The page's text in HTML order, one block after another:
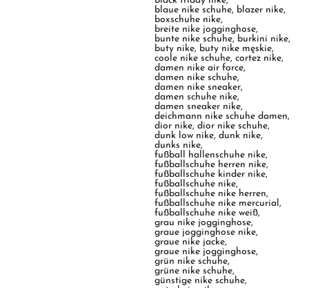
blaue nike schuhe, blazer nike,
boxschuhe nike,
breite nike jogginghose,
bunte nike schuhe, burkini nike,
buty nike, buty nike męskie,
coole nike schuhe,cortez nike,
damen nike air force,
damen nike schuhe,
damen nike sneaker,
damen schuhe nike,
damen sneaker nike,
deichmann nike schuhe damen,
dior nike,dior nike schuhe,
dunk low nike,dunk nike,
dunks nike,
fußball hallenschuhe nike,
fußballschuhe herren nike,
fußballschuhe kinder nike,
fußballschuhe nike,
fußballschuhe nike herren,
fußballschuhe nike mercurial,
fußballschuhe nike weiß,
grau nike jogginghose,
graue jogginghose nike,
graue nike jacke,
graue nike jogginghose,
grün nike schuhe,
grüne nike schuhe,
günstige nike schuhe,